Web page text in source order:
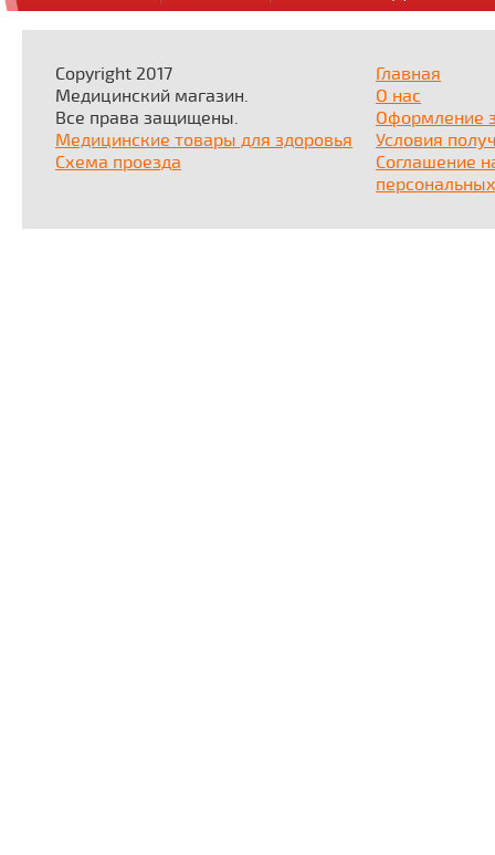
Copyright 2017
Медицинский магазин.
Все права защищены.
Медицинские товары для здоровья
Схема проезда
Главная
О нас
Оформление
Условия
Соглашение